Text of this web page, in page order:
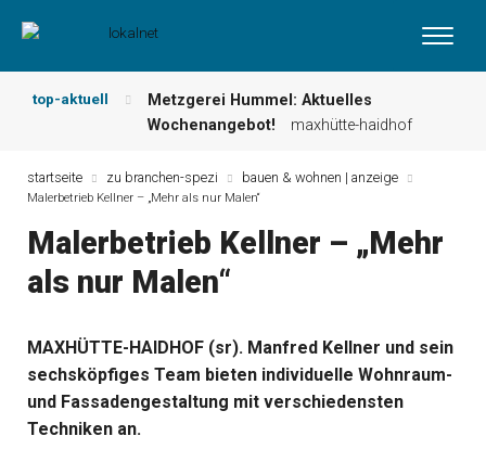
top-aktuell
Metzgerei Hummel: Aktuelles
Wochenangebot!
maxhütte-haidhof
Grillspezialitäten u.v.m.!
kallmünz
Meindl Metzgerei: Wochen-Speisekarte
Der „deutsche Michel“ muss nun
zahlen!
kommentare & serien &
Angebot … maxhütte-haidhof
Nutzen Sie aktuelle Angebote Ihrer
Region! angebote vor ort | anzeige
startseite zu branchen-spezi bauen & wohnen | anzeige
Malerbetrieb Kellner – „Mehr als nur Malen“
Malerbetrieb Kellner – „Mehr
als nur Malen“
MAXHÜTTE-HAIDHOF (sr). Manfred Kellner und sein
sechsköpfiges Team bieten individuelle Wohnraum-
und Fassadengestaltung mit verschiedensten
Techniken an.